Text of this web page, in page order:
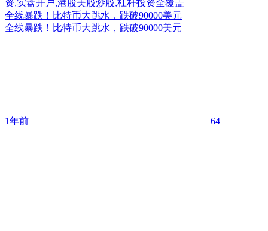
全线暴跌！比特币大跳水，跌破90000美元
全线暴跌！比特币大跳水，跌破90000美元
1年前 64